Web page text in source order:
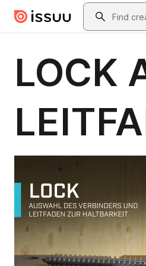
Skip to main contentSearch
LOCK